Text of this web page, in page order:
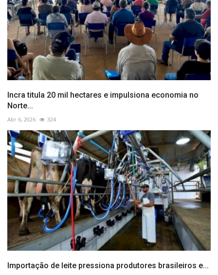
Incra titula 20 mil hectares e impulsiona economia no
Norte...
Abr 6, 2026 324
Importação de leite pressiona produtores brasileiros e...